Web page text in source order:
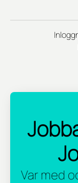
Var med